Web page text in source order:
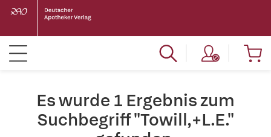
Es wurde 1 Ergebnis zum
Suchbegriff "Towill,+L.E."